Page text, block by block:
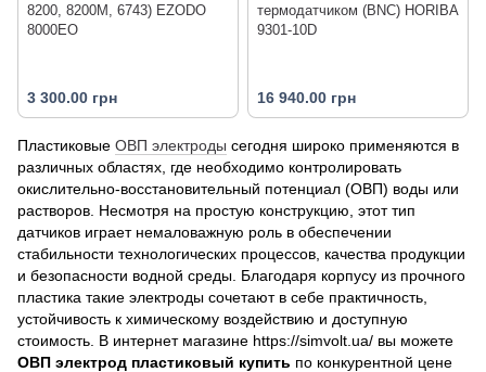
8200, 8200M, 6743) EZODO
8000EO
3 300.00 грн
термодатчиком (BNC) HORIBA
9301-10D
16 940.00 грн
Пластиковые ОВП электроды сегодня широко применяются в
различных областях, где необходимо контролировать
окислительно-восстановительный потенциал (ОВП) воды или
растворов. Несмотря на простую конструкцию, этот тип
датчиков играет немаловажную роль в обеспечении
стабильности технологических процессов, качества продукции
и безопасности водной среды. Благодаря корпусу из прочного
пластика такие электроды сочетают в себе практичность,
устойчивость к химическому воздействию и доступную
стоимость. В интернет магазине https://simvolt.ua/ вы можете
ОВП электрод пластиковый купить по конкурентной цене